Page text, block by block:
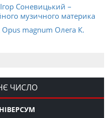
Ігор Соневицький –
музичного материка
Opus magnum Олега К.
Журавель і синиця
й тактики
ЧИСЛО